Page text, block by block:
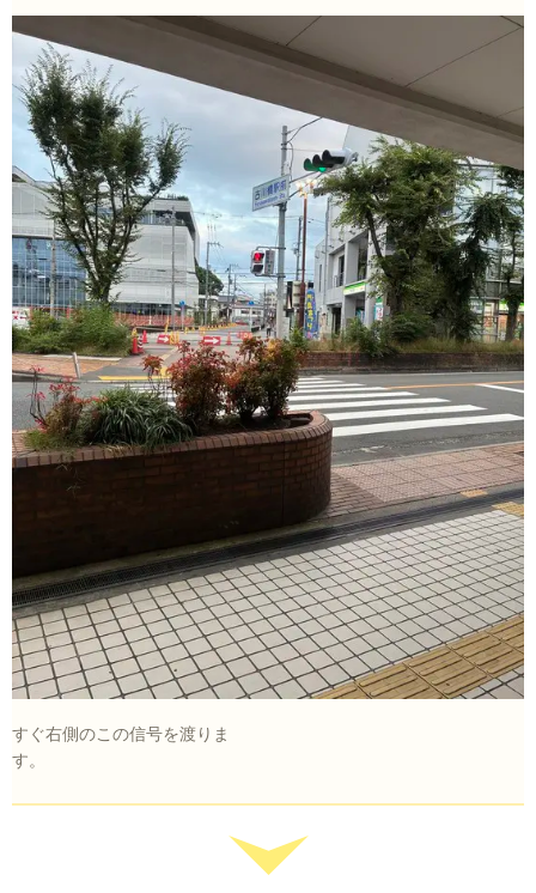
すぐ右側のこの信号を渡りま
す。